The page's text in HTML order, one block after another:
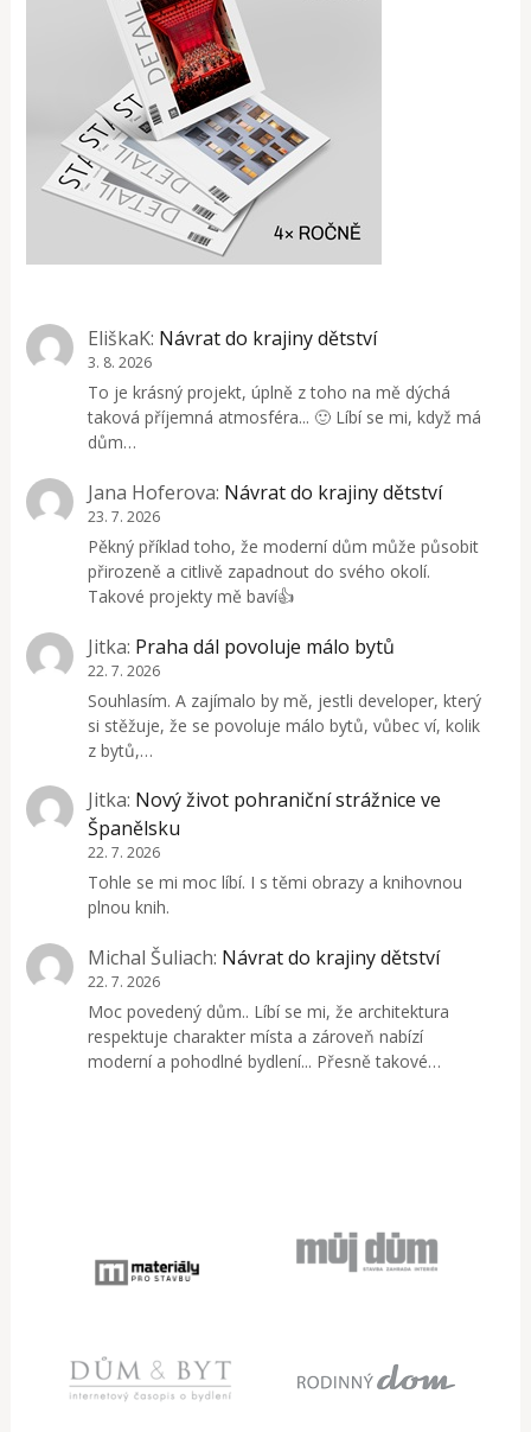
EliškaK: Návrat do krajiny dětství
3. 8. 2026
To je krásný projekt, úplně z toho na mě dýchá
taková příjemná atmosféra... 🙂 Líbí se mi, když má
dům…
Jana Hoferova: Návrat do krajiny dětství
23. 7. 2026
Pěkný příklad toho, že moderní dům může působit
přirozeně a citlivě zapadnout do svého okolí.
Takové projekty mě baví👍
Jitka: Praha dál povoluje málo bytů
22. 7. 2026
Souhlasím. A zajímalo by mě, jestli developer, který
si stěžuje, že se povoluje málo bytů, vůbec ví, kolik
z bytů,…
Jitka: Nový život pohraniční strážnice ve
Španělsku
22. 7. 2026
Tohle se mi moc líbí. I s těmi obrazy a knihovnou
plnou knih.
Michal Šuliach: Návrat do krajiny dětství
22. 7. 2026
Moc povedený dům.. Líbí se mi, že architektura
respektuje charakter místa a zároveň nabízí
moderní a pohodlné bydlení... Přesně takové…